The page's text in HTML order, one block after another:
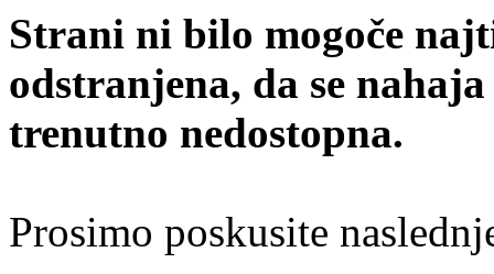
Strani ni bilo mogoče
odstranjena, da se
trenutno nedostopna.
Prosimo poskusite